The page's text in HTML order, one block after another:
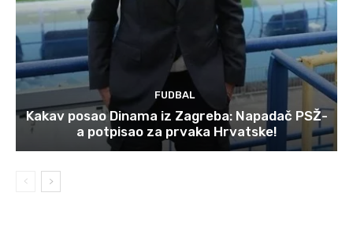
FUDBAL
Kakav posao Dinama iz Zagreba: Napadač PSŽ-
a potpisao za prvaka Hrvatske!